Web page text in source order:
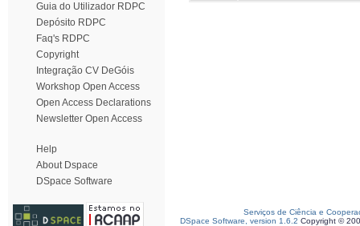
Guia do Utilizador RDPC
Depósito RDPC
Faq's RDPC
Copyright
Integração CV DeGóis
Workshop Open Access
Open Access Declarations
Newsletter Open Access
Help
About Dspace
DSpace Software
Serviços de Ciência e
DSpace Software, version 1.6.2 Copyright ©